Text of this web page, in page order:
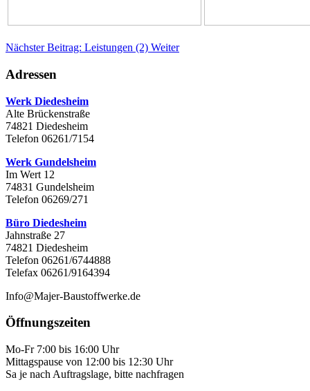
Nächster Beitrag: Leistungen (2) Weiter
Adressen
Werk Diedesheim
Alte Brückenstraße
74821 Diedesheim
Telefon 06261/7154
Werk Gundelsheim
Im Wert 12
74831 Gundelsheim
Telefon 06269/271
Büro Diedesheim
Jahnstraße 27
74821 Diedesheim
Telefon 06261/6744888
Telefax 06261/9164394
Info@Majer-Baustoffwerke.de
Öffnungszeiten
Mo-Fr 7:00 bis 16:00 Uhr
Mittagspause von 12:00 bis 12:30 Uhr
Sa je nach Auftragslage, bitte nachfragen